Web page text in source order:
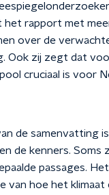
het rapport met
over de
Ook zij zegt dat
cruciaal is voor
de samenvatting
de kenners. Soms
passages.
van hoe het